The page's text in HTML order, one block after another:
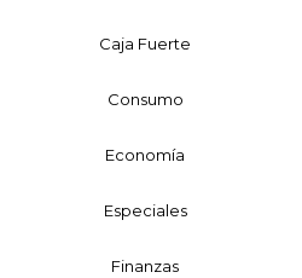
Caja Fuerte
Consumo
Economía
Especiales
Finanzas